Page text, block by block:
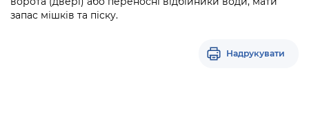
запас мішків та піску.
Надрукувати